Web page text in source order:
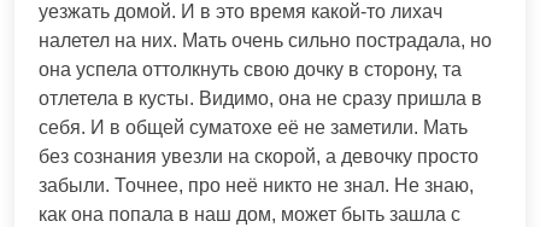
уезжать домой. И в это время какой-то лихач
налетел на них. Мать очень сильно пострадала, но
она успела оттолкнуть свою дочку в сторону, та
отлетела в кусты. Видимо, она не сразу пришла в
себя. И в общей суматохе её не заметили. Мать
без сознания увезли на скорой, а девочку просто
забыли. Точнее, про неё никто не знал. Не знаю,
как она попала в наш дом, может быть зашла с